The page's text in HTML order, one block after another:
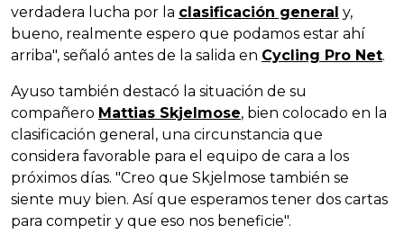
verdadera lucha por la clasificación general y,
bueno, realmente espero que podamos estar ahí
arriba", señaló antes de la salida en Cycling Pro Net.
Ayuso también destacó la situación de su
compañero Mattias Skjelmose, bien colocado en la
clasificación general, una circunstancia que
considera favorable para el equipo de cara a los
próximos días. "Creo que Skjelmose también se
siente muy bien. Así que esperamos tener dos cartas
para competir y que eso nos beneficie".